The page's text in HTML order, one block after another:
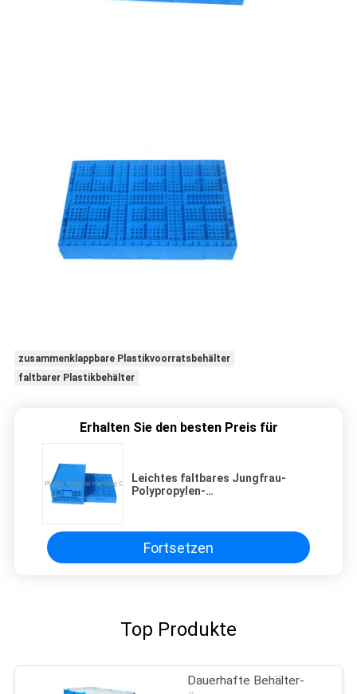
zusammenklappbare Plastikvoorratsbehälter
faltbarer Plastikbehälter
Erhalten Sie den besten Preis für
Leichtes faltbares Jungfrau-
Polypropylen-
Millimeter
Fortsetzen
Top Produkte
Dauerhafte Behälter-